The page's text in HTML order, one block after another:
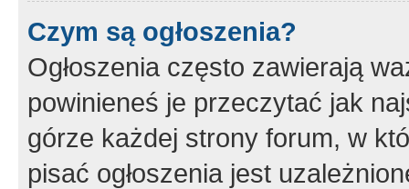
Czym są ogłoszenia?
Ogłoszenia często zawierają
powinieneś je przeczytać jak
górze każdej strony forum, w
pisać ogłoszenia jest